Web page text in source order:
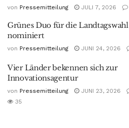
von Pressemitteilung JULI 7, 2026
Grünes Duo für die Landtagswahl
nominiert
von Pressemitteilung JUNI 24, 2026
Vier Länder bekennen sich zur
Innovationsagentur
von Pressemitteilung JUNI 23, 2026
35